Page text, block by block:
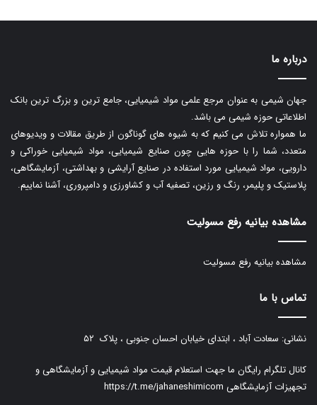
درباره ما
جهان شیمی به عنوان مرجع علمی مواد شیمیایی، جامع ترین و بزرگ ترین بانک
اطلاعاتی حوزه شیمی می باشد.
ما همواره تلاش می کنیم که به شیوه های گوناگون از طریق مقالات و ویدیوهای
متعدد، شما را با حوزه هایی چون صنایع شیمیایی، مواد شیمیایی خوراکی و
دارویی، مواد شیمیایی مورد استفاده در صنایع آرایشی و بهداشتی، آزمایشگاهی،
پلاستیک و پلیمر، رنگ و رزین، تصفیه آب و کشاورزی و دامپروری، آشنا نماییم.
مشاهده بیانیه رفع مسولیت
مشاهده بیانیه رفع مسولیت
تماس با ما
نشانی: سعادت آباد ، ابتدای خیابان احسان جنوبی ، پلاک ۵۲
کانال تلگرام رایگان ما جهت استعلام قیمت مواد شیمیایی و آزمایشگاهی و
تجهیزات آزمایشگاهی https://t.me/jahaneshimicom